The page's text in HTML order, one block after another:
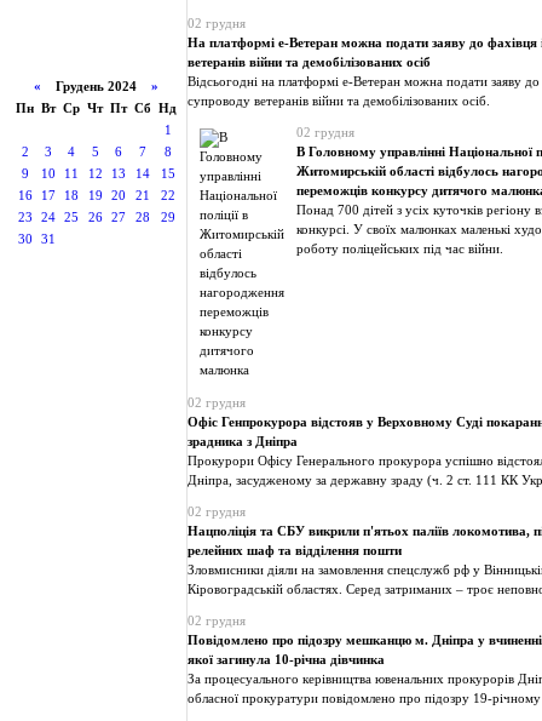
« Грудень 2024 »
Пн Вт Ср Чт Пт Сб Нд
1
2
3 4 5 6 7
8
9
10 11 12 13 14
15
16
17 18 19 20 21
22
23
24 25 26 27 28
29
30
31
02 грудня
На платформі е-Ветеран можна подати заяву до фахівця
ветеранів війни та демобілізованих осіб
Відсьогодні на платформі е-Ветеран можна подати заяву до
супроводу ветеранів війни та демобілізованих осіб.
02 грудня
В Головному управлінні Національної
Житомирській області відбулось
переможців конкурсу дитячого
Понад 700 дітей з усіх куточків регіону
конкурсі. У своїх малюнках маленькі
роботу поліцейських під час війни.
02 грудня
Офіс Генпрокурора відстояв у Верховному Суді
зрадника з Дніпра
Прокурори Офісу Генерального прокурора успішно
Дніпра, засудженому за державну зраду (ч. 2 ст. 111 КК
02 грудня
Нацполіція та СБУ викрили п'ятьох паліїв локомотива,
релейних шаф та відділення пошти
Зловмисники діяли на замовлення спецслужб рф у
Кіровоградській областях. Серед затриманих – троє
02 грудня
Повідомлено про підозру мешканцю м. Дніпра у
якої загинула 10-річна дівчинка
За процесуального керівництва ювенальних прокурорів
обласної прокуратури повідомлено про підозру 19-річному